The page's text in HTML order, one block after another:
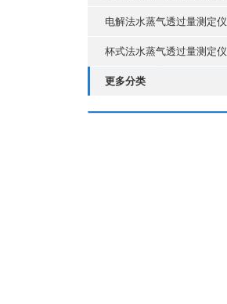
电解法水蒸气透过量测定仪
杯式法水蒸气透过量测定仪
更多分类